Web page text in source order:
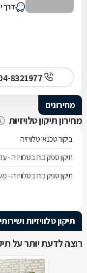
דרך יד
מחירונים
מחירון תיקון טלויזיות
ביקור טכנאי טלוויזיה
תיקון ספק כוח בטלוויזיה - עד 42
תיקון ספק כוח בטלוויזיה - מעל 42
תיקון טלוויזיות
רוצה לדעת יותר על